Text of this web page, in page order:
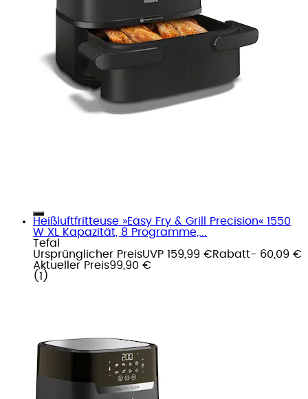
Heißluftfritteuse »Easy Fry & Grill Precision« 1550
W XL Kapazität, 8 Programme,...
Tefal
Ursprünglicher PreisUVP 159,99 €Rabatt- 60,09 €
Aktueller Preis99,90 €
( 1 )